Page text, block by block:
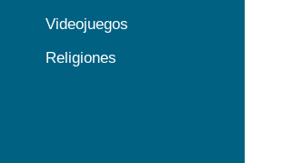
Videojuegos
Religiones